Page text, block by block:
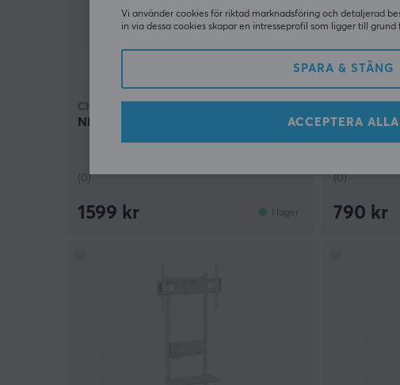
Chilkey
ND TKL Assembled Edition - Sky Blue
(0)
1599 kr I lager
ModMic
(0)
790 kr
Vi använder cookies för riktad marknadsföring och detaljerad
in via dessa cookies skapar en intresseprofil som ligger till
SPARA & STÄNG
ACCEPTERA ALLA